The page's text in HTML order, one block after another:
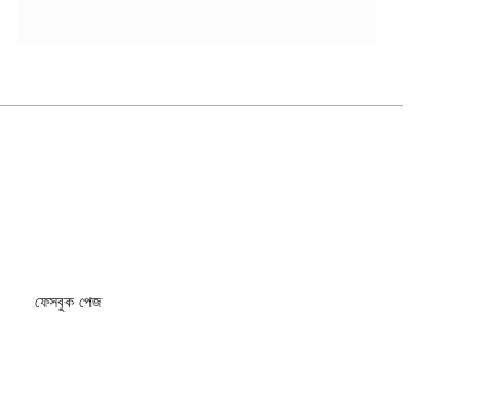
ফেসবুক পেজ